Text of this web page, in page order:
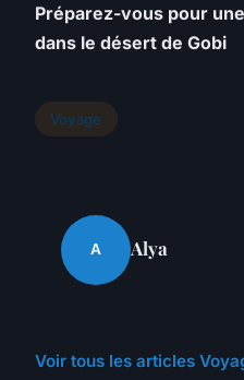
Préparez-vous pour
dans le désert de Gobi
Voyage
A Alya
Voir tous les articles